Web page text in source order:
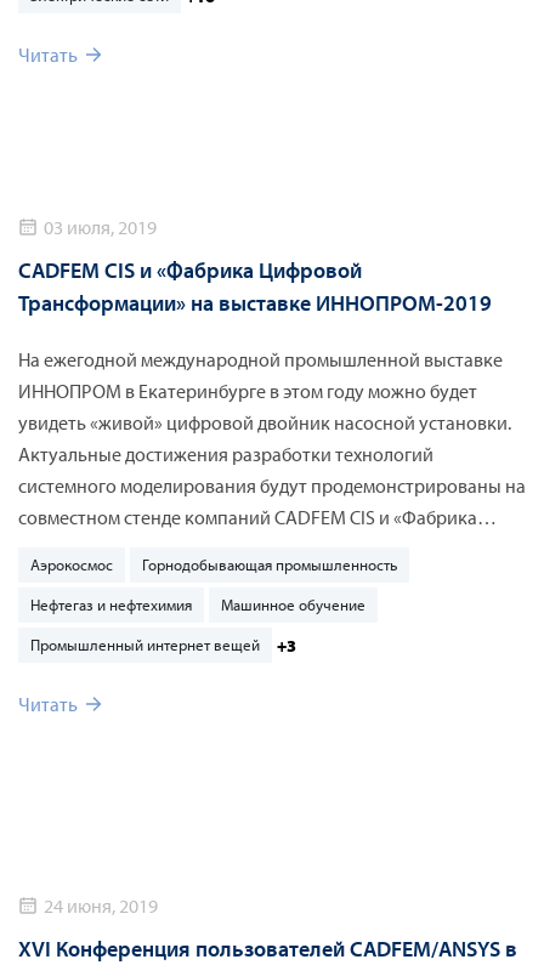
Читать
03 июля, 2019
CADFEM CIS и «Фабрика Цифровой
Трансформации» на выставке ИННОПРОМ-2019
На ежегодной международной промышленной выставке
ИННОПРОМ в Екатеринбурге в этом году можно будет
увидеть «живой» цифровой двойник насосной установки.
Актуальные достижения разработки технологий
системного моделирования будут продемонстрированы на
совместном стенде компаний CADFEM CIS и «Фабрика
компаний познакомят посетителей с решениями ANSYS
SCADE для разработки критического встраиваемого ПО и
инженерный инструмент для анализа функциональной
портфолио лучшего в своем классе ПО для численного
неотъемлемой составляющей индустрии 4.0.
Аэрокосмос Горнодобывающая промышленность
Нефтегаз и нефтехимия Машинное обучение
Промышленный интернет вещей +3
Читать
24 июня, 2019
XVI Конференция пользователей CADFEM/ANSYS в